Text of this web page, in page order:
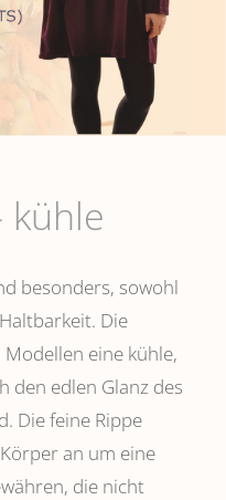
kühle
besonders, sowohl
Die
eine kühle,
den edlen Glanz des
Die feine Rippe
an um eine
die nicht